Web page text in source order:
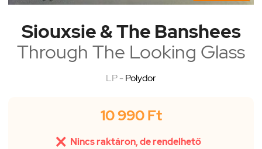
Siouxsie & The Banshees
Through The Looking Glass
LP -Polydor
10 990 Ft
 Nincs raktáron, de rendelhető